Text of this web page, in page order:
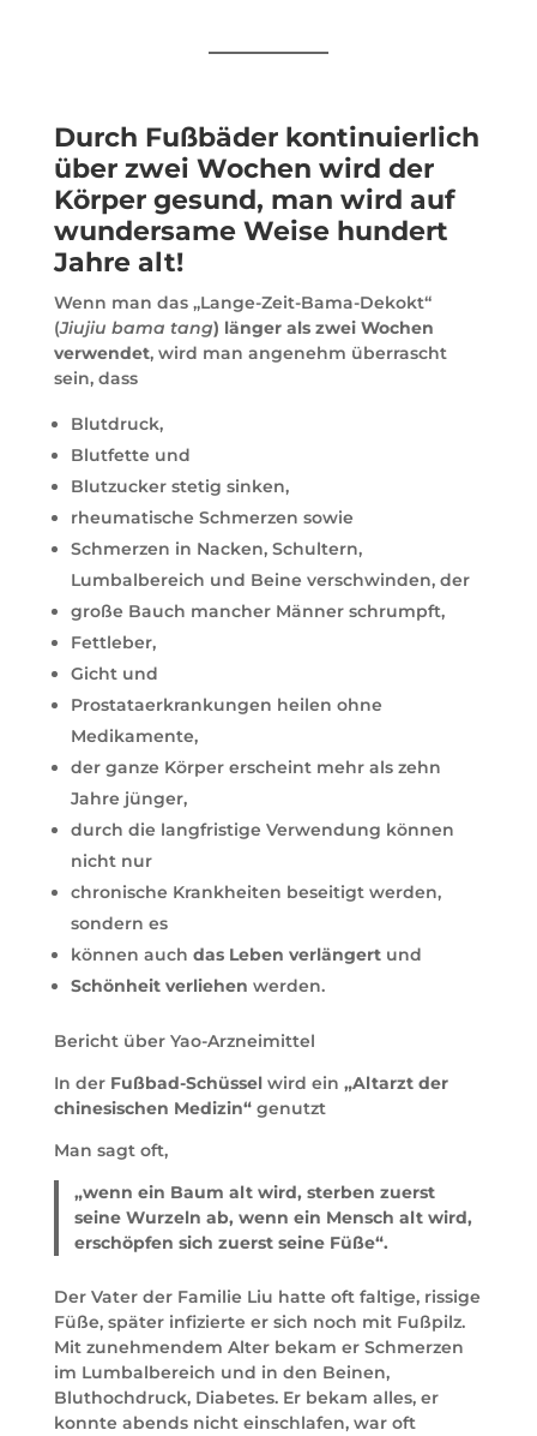
Durch Fußbäder kontinuierlich
über zwei Wochen wird der
Körper gesund, man wird auf
wundersame Weise hundert
Jahre alt!
Wenn man das „Lange-Zeit-Bama-Dekokt“
(Jiujiu bama tang) länger als zwei Wochen
verwendet, wird man angenehm überrascht
sein, dass
Blutdruck,
Blutfette und
Blutzucker stetig sinken,
rheumatische Schmerzen sowie
Schmerzen in Nacken, Schultern,
Lumbalbereich und Beine verschwinden, der
große Bauch mancher Männer schrumpft,
Fettleber,
Gicht und
Prostataerkrankungen heilen ohne
Medikamente,
der ganze Körper erscheint mehr als zehn
Jahre jünger,
durch die langfristige Verwendung können
nicht nur
chronische Krankheiten beseitigt werden,
sondern es
können auch das Leben verlängertund
Schönheit verliehen werden.
Bericht über Yao-Arzneimittel
In der Fußbad-Schüsselwird ein „Altarzt der
chinesischen Medizin“genutzt
Man sagt oft,
„wenn ein Baum alt wird, sterben zuerst
seine Wurzeln ab, wenn ein Mensch alt wird,
erschöpfen sich zuerst seine Füße“.
Der Vater der Familie Liu hatte oft faltige, rissige
Füße, später infizierte er sich noch mit Fußpilz.
Mit zunehmendem Alter bekam er Schmerzen
im Lumbalbereich und in den Beinen,
Bluthochdruck, Diabetes. Er bekam alles, er
konnte abends nicht einschlafen, war oft